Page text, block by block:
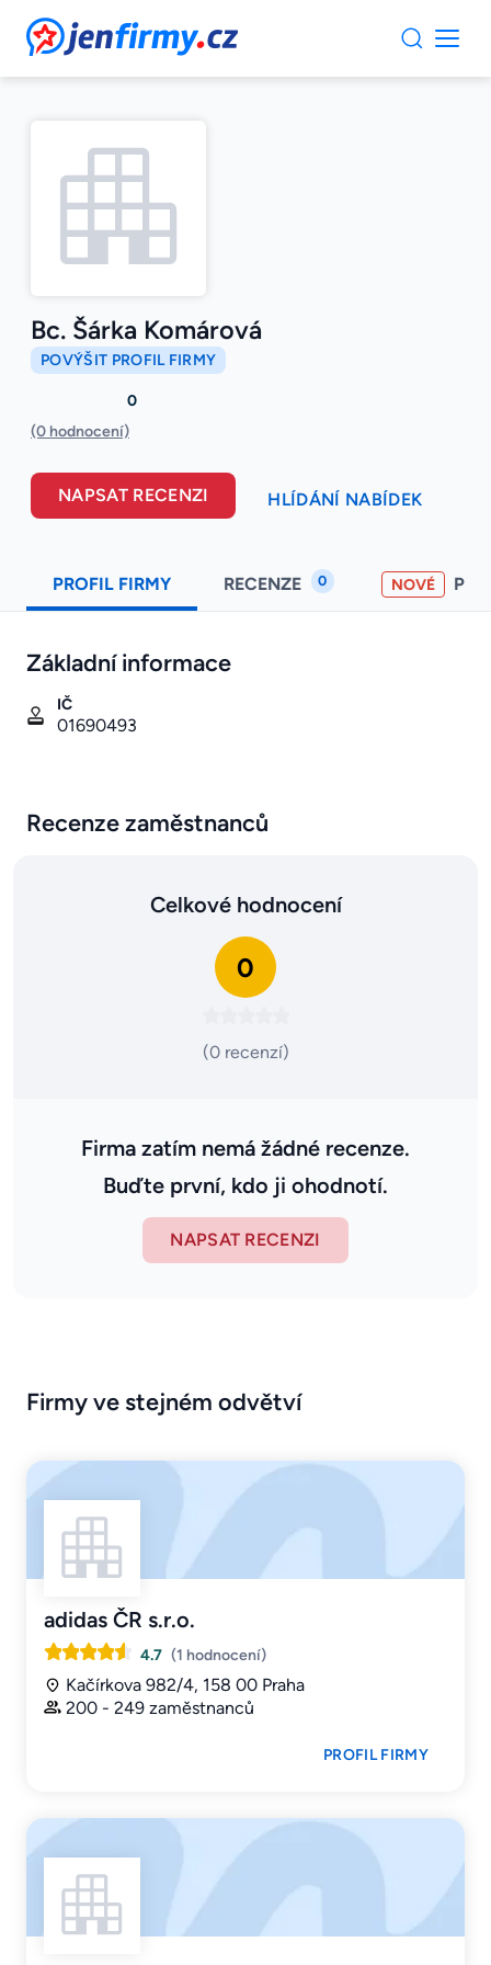
JenFirmy.cz
Bc. Šárka Komárová
POVÝŠIT PROFIL FIRMY
0
(0 hodnocení)
NAPSAT RECENZI HLÍDÁNÍ NABÍDEK
PROFIL FIRMY RECENZE 0 NOVÉ
Základní informace
IČ
01690493
Recenze zaměstnanců
Celkové hodnocení
0
(0 recenzí)
Firma zatím nemá žádné recenze.
Buďte první, kdo ji ohodnotí.
NAPSAT RECENZI
Firmy ve stejném odvětví
adidas ČR s.r.o.
4.7 (1 hodnocení)
Kačírkova 982/4, 158 00 Praha
200 - 249 zaměstnanců
PROFIL FIRMY